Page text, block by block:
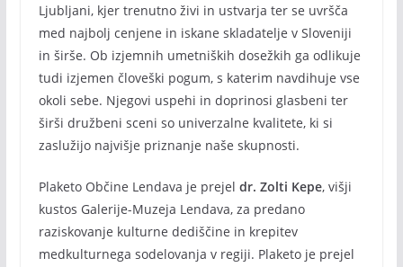
Ljubljani, kjer trenutno živi in ustvarja ter se uvršča
med najbolj cenjene in iskane skladatelje v Sloveniji
in širše. Ob izjemnih umetniških dosežkih ga odlikuje
tudi izjemen človeški pogum, s katerim navdihuje vse
okoli sebe. Njegovi uspehi in doprinosi glasbeni ter
širši družbeni sceni so univerzalne kvalitete, ki si
zaslužijo najvišje priznanje naše skupnosti.
Plaketo Občine Lendava je prejel dr. Zolti Kepe, višji
kustos Galerije-Muzeja Lendava, za predano
raziskovanje kulturne dediščine in krepitev
medkulturnega sodelovanja v regiji. Plaketo je prejel